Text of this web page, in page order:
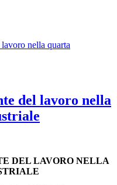
del lavoro nella
DEL LAVORO NELLA